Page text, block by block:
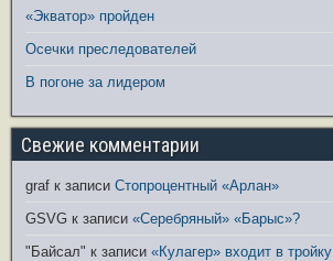
«Экватор» пройден
Осечки преследователей
В погоне за лидером
Свежие комментарии
graf к записи Стопроцентный «Арлан»
GSVG к записи «Серебряный» «Барыс»?
"Байсал" к записи «Кулагер» входит в тройку